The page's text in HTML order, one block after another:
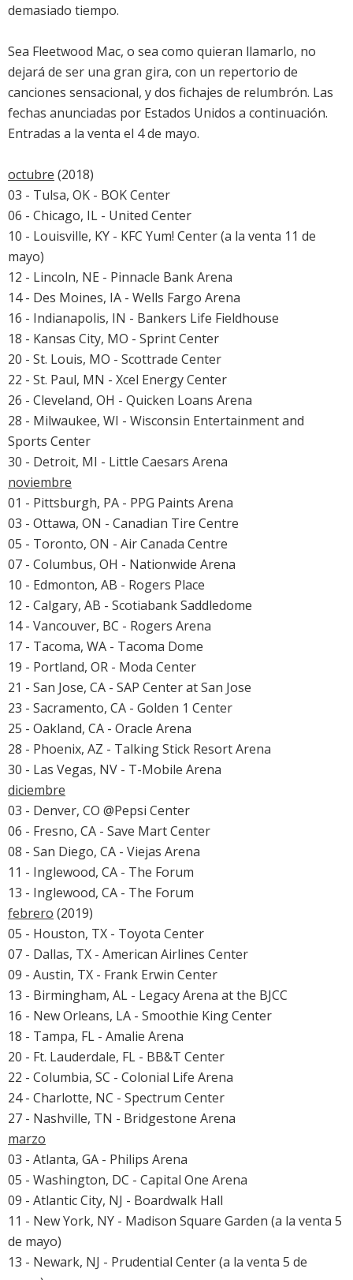
demasiado tiempo.
Sea Fleetwood Mac, o sea como quieran llamarlo, no
dejará de ser una gran gira, con un repertorio de
canciones sensacional, y dos fichajes de relumbrón. Las
fechas anunciadas por Estados Unidos a continuación.
Entradas a la venta el 4 de mayo.
octubre (2018)
03 - Tulsa, OK - BOK Center
06 - Chicago, IL - United Center
10 - Louisville, KY - KFC Yum! Center (a la venta 11 de
mayo)
12 - Lincoln, NE - Pinnacle Bank Arena
14 - Des Moines, IA - Wells Fargo Arena
16 - Indianapolis, IN - Bankers Life Fieldhouse
18 - Kansas City, MO - Sprint Center
20 - St. Louis, MO - Scottrade Center
22 - St. Paul, MN - Xcel Energy Center
26 - Cleveland, OH - Quicken Loans Arena
28 - Milwaukee, WI - Wisconsin Entertainment and
Sports Center
30 - Detroit, MI - Little Caesars Arena
noviembre
01 - Pittsburgh, PA - PPG Paints Arena
03 - Ottawa, ON - Canadian Tire Centre
05 - Toronto, ON - Air Canada Centre
07 - Columbus, OH - Nationwide Arena
10 - Edmonton, AB - Rogers Place
12 - Calgary, AB - Scotiabank Saddledome
14 - Vancouver, BC - Rogers Arena
17 - Tacoma, WA - Tacoma Dome
19 - Portland, OR - Moda Center
21 - San Jose, CA - SAP Center at San Jose
23 - Sacramento, CA - Golden 1 Center
25 - Oakland, CA - Oracle Arena
28 - Phoenix, AZ - Talking Stick Resort Arena
30 - Las Vegas, NV - T-Mobile Arena
diciembre
03 - Denver, CO @Pepsi Center
06 - Fresno, CA - Save Mart Center
08 - San Diego, CA - Viejas Arena
11 - Inglewood, CA - The Forum
13 - Inglewood, CA - The Forum
febrero (2019)
05 - Houston, TX - Toyota Center
07 - Dallas, TX - American Airlines Center
09 - Austin, TX - Frank Erwin Center
13 - Birmingham, AL - Legacy Arena at the BJCC
16 - New Orleans, LA - Smoothie King Center
18 - Tampa, FL - Amalie Arena
20 - Ft. Lauderdale, FL - BB&T Center
22 - Columbia, SC - Colonial Life Arena
24 - Charlotte, NC - Spectrum Center
27 - Nashville, TN - Bridgestone Arena
marzo
03 - Atlanta, GA - Philips Arena
05 - Washington, DC - Capital One Arena
09 - Atlantic City, NJ - Boardwalk Hall
11 - New York, NY - Madison Square Garden (a la venta 5
de mayo)
13 - Newark, NJ - Prudential Center (a la venta 5 de